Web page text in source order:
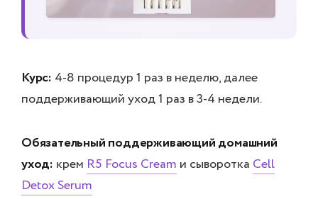
Курс: 4-8 процедур 1 раз в неделю, далее
поддерживающий уход 1 раз в 3-4 недели.
Обязательный поддерживающий домашний
уход: крем R5 Focus Cream и сыворотка Cell
Detox Serum